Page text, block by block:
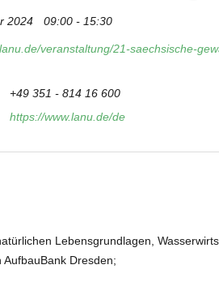
2024 09:00 - 15:30
veranstaltung/21-saechsische-
+49 351 - 814 16 600
https://www.lanu.de/de
Lebensgrundlagen,
AufbauBank Dresden;